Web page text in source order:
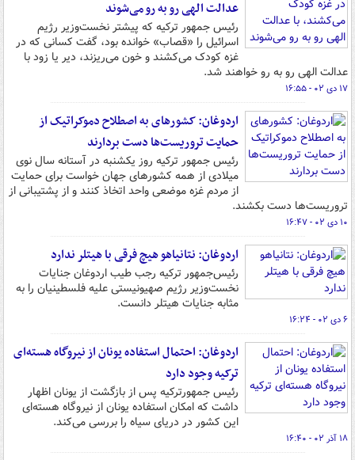
عدالت الهی رو به رو می‌شوند
رئیس جمهور ترکیه که پیشتر نخست‌وزیر رژیم
اسرائیل را «قصاب» خوانده بود، گفت کسانی که در
غزه کودک می‌کشند و خون می‌ریزند، دیر یا زود با
عدالت الهی رو به رو خواهند شد.
۱۷ دی ۰۲ - ۱۶:۵۵
اردوغان: کشورهای به اصطلاح دموکراتیک از
حمایت تروریست‌ها دست بردارند
رئیس جمهور ترکیه روز یکشنبه در آستانه سال نوی
میلادی از همه کشورهای جهان خواست برای حمایت
از مردم غزه موضعی واحد اتخاذ کنند و از پشتیبانی از
تروریست‌ها دست بکشند.
۱۰ دی ۰۲ - ۱۶:۴۷
اردوغان: نتانیاهو هیچ فرقی با هیتلر ندارد
رئیس‌جمهور ترکیه رجب طیب اردوغان جنایات
نخست‌وزیر رژیم صهیونیستی علیه فلسطینیان را به
مثابه جنایات هیتلر دانست.
۶ دی ۰۲ - ۱۶:۲۴
اردوغان: احتمال استفاده یونان از نیروگاه هسته‌ای
ترکیه وجود دارد
رئیس جمهورترکیه پس از بازگشت از یونان اظهار
داشت که امکان استفاده یونان از نیروگاه هسته‌ای
این کشور در دریای سیاه را بررسی می‌کند.
۱۸ آذر ۰۲ - ۱۶:۴۰